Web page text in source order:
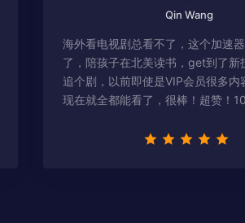
Qin Wang
海外看电视剧总看不了，这个加速
了，陪孩子在北美读书，get到了新
追个剧，以前即使是VIP会员很多内
现在就全都能看了，很棒！超赞！